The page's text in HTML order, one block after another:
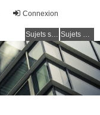
Connexion
Sujets sans réponse Sujets actifs